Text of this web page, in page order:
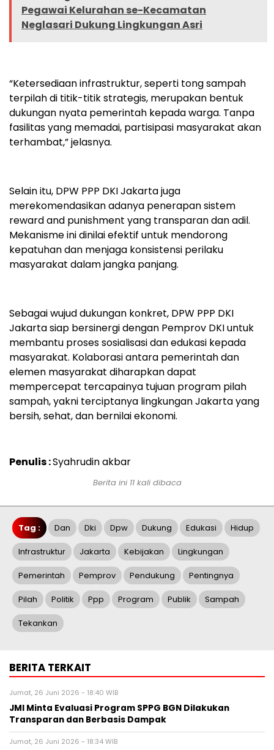
Pegawai Kelurahan se-Kecamatan
Neglasari Dukung Lingkungan Asri
“Ketersediaan infrastruktur, seperti tong sampah
terpilah di titik-titik strategis, merupakan bentuk
dukungan nyata pemerintah kepada warga. Tanpa
fasilitas yang memadai, partisipasi masyarakat akan
terhambat,” jelasnya.
Selain itu, DPW PPP DKI Jakarta juga
merekomendasikan adanya penerapan sistem
reward and punishment yang transparan dan adil.
Mekanisme ini dinilai efektif untuk mendorong
kepatuhan dan menjaga konsistensi perilaku
masyarakat dalam jangka panjang.
Sebagai wujud dukungan konkret, DPW PPP DKI
Jakarta siap bersinergi dengan Pemprov DKI untuk
membantu proses sosialisasi dan edukasi kepada
masyarakat. Kolaborasi antara pemerintah dan
elemen masyarakat diharapkan dapat
mempercepat tercapainya tujuan program pilah
sampah, yakni terciptanya lingkungan Jakarta yang
bersih, sehat, dan bernilai ekonomi.
Penulis :Syahrudin akbar
Berita ini 11 kali dibaca
Tag : Dan Dki Dpw Dukung Edukasi Hidup
Infrastruktur Jakarta Kebijakan Lingkungan
Pemerintah Pemprov Pendukung Pentingnya
Pilah Politik Ppp Program Publik Sampah
Tekankan
BERITA TERKAIT
Jumat, 26 Juni 2026 - 18:40 WIB
JMI Minta Evaluasi Program SPPG BGN Dilakukan
Transparan dan Berbasis Dampak
Jumat, 26 Juni 2026 - 18:34 WIB